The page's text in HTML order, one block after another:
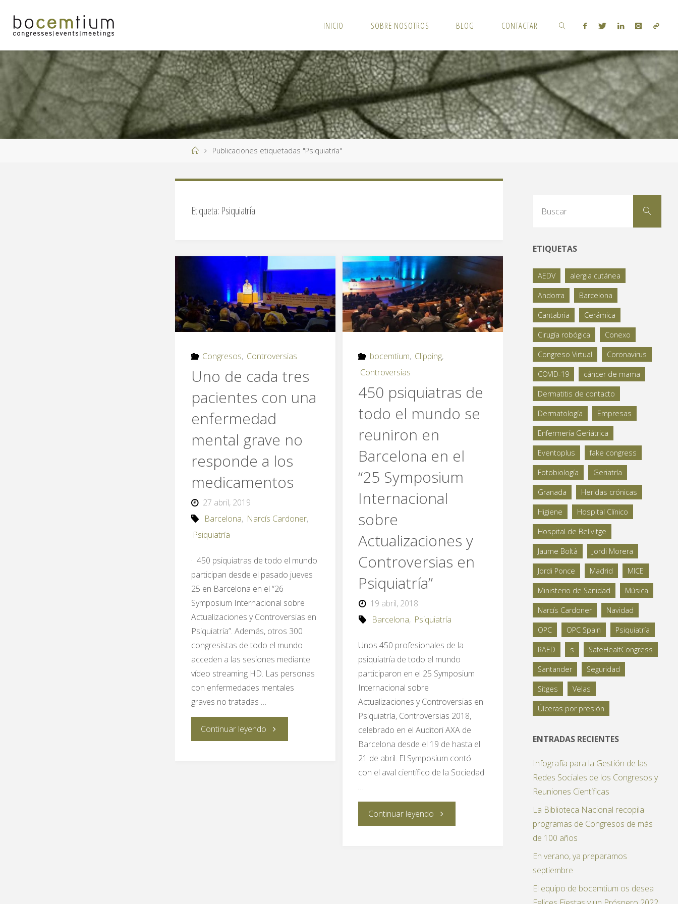
contenido
INICIO SOBRE NOSOTROS BLOG CONTACTAR
BUSCAR
PáginaPublicaciones etiquetadas "Psiquiatría"
Etiqueta: Psiquiatría
Congresos, Controversias
Uno de cada tres
pacientes con una
enfermedad
mental grave no
responde a los
medicamentos
27 abril, 2019
Barcelona, Narcís Cardoner,
Psiquiatría
· 450 psiquiatras de todo el mundo
participan desde el pasado jueves
25 en Barcelona en el “26
Symposium Internacional sobre
Actualizaciones y Controversias en
Psiquiatría”. Además, otros 300
congresistas de todo el mundo
acceden a las sesiones mediante
vídeo streaming HD. Las personas
con enfermedades mentales
graves no tratadas …
Continuar leyendo "Uno
bocemtium, Clipping,
Controversias
450 psiquiatras de
todo el mundo se
reuniron en
Barcelona en el
“25 Symposium
Internacional
sobre
Actualizaciones y
Controversias en
Psiquiatría”
19 abril, 2018
Barcelona, Psiquiatría
Unos 450 profesionales de la
psiquiatría de todo el mundo
participaron en el 25 Symposium
Internacional sobre
Actualizaciones y Controversias en
Psiquiatría, Controversias 2018,
celebrado en el Auditori AXA de
Barcelona desde el 19 de hasta el
21 de abril. El Symposium contó
con el aval científico de la Sociedad
…
Continuar leyendo"450
Buscar
ETIQUETAS
AEDV alergia cutánea
Andorra Barcelona
Cantabria Cerámica
Cirugía robógica Conexo
Congreso Virtual Coronavirus
COVID-19 cáncer de mama
Dermatitis de contacto
Dermatología Empresas
Enfermería Geriátrica
Eventoplus fake congress
Fotobiología Geriatría
Granada Heridas crónicas
Higiene Hospital Clínico
Hospital de Bellvitge
Jaume Boltà Jordi Morera
Jordi Ponce Madrid MICE
Ministerio de Sanidad Música
Narcís Cardoner Navidad
OPC OPC Spain Psiquiatría
RAED s SafeHealtCongress
Santander Seguridad
Sitges Velas
Úlceras por presión
ENTRADAS RECIENTES
Infografía para la Gestión de las
Redes Sociales de los Congresos y
Reuniones Científicas
La Biblioteca Nacional recopila
programas de Congresos de más
de 100 años
En verano, ya preparamos
septiembre
El equipo de bocemtium os desea